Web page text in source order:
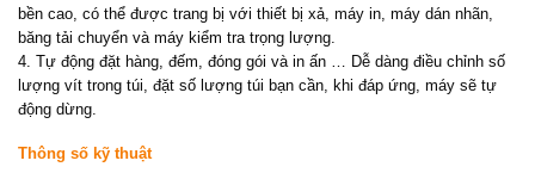
bền cao, có thể được trang bị với thiết bị xả, máy in, máy dán nhãn,
băng tải chuyển và máy kiểm tra trọng lượng.
4. Tự động đặt hàng, đếm, đóng gói và in ấn … Dễ dàng điều chỉnh số
lượng vít trong túi, đặt số lượng túi bạn cần, khi đáp ứng, máy sẽ tự
động dừng.
Thông số kỹ thuật